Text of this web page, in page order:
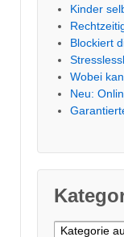
Kinder
Blockiert
Wobei
Neu:
Kategorien